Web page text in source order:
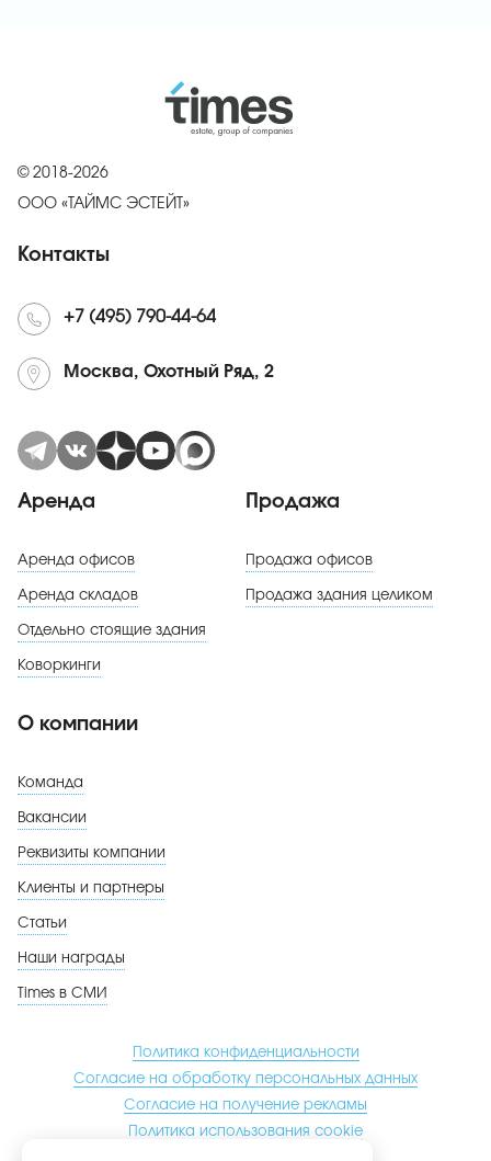
© 2018-2026
ООО «ТАЙМС ЭСТЕЙТ»
Контакты
+7 (495) 790-44-64
Москва, Охотный Ряд, 2
Аренда
Аренда офисов
Аренда складов
Отдельно стоящие здания
Коворкинги
Продажа
Продажа офисов
Продажа здания целиком
О компании
Команда
Вакансии
Реквизиты компании
Клиенты и партнеры
Статьи
Наши награды
Times в СМИ
Политика конфиденциальности
Согласие на обработку персональных данных
Согласие на получение рекламы
Политика использования cookie